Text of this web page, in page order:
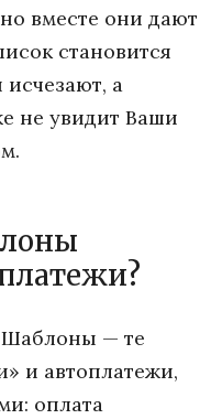
вместе они дают
становится
а
не увидит Ваши
Шаблоны — те
и автоплатежи,
оплата